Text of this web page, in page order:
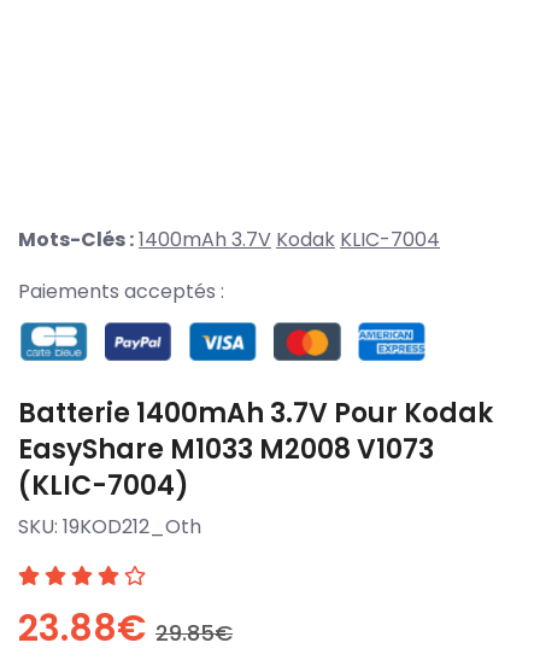
Mots-Clés :1400mAh 3.7V Kodak KLIC-7004
Paiements acceptés :
Batterie 1400mAh 3.7V Pour Kodak
EasyShare M1033 M2008 V1073
(KLIC-7004)
SKU: 19KOD212_Oth
23.88€ 29.85€